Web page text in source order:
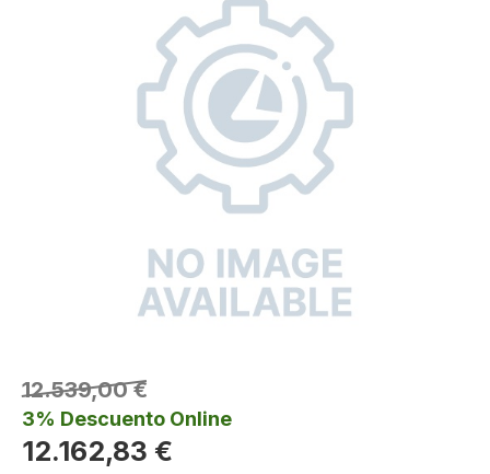
12.539,00 €
3% Descuento Online
12.162,83 €